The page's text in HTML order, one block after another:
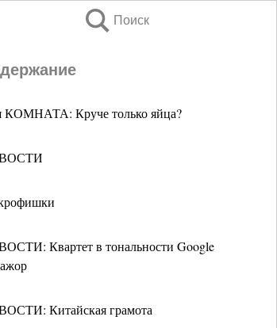
Поиск
КОМНАТА: Круче только яйца?
Квартет в тональности Google
Китайская грамота